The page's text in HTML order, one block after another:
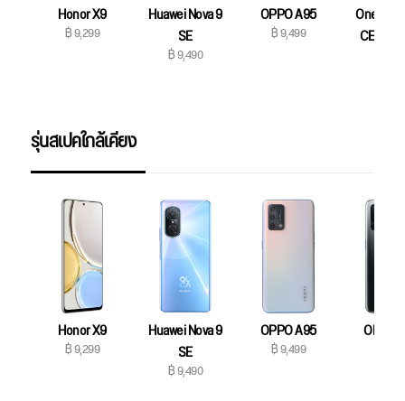
Honor X9
฿ 9,299
Huawei Nova 9
SE
฿ 9,490
OPPO A95
฿ 9,499
OnePlus
CE 2
รุ่นสเปคใกล้เคียง
Honor X9
฿ 9,299
Huawei Nova 9
SE
฿ 9,490
OPPO A95
฿ 9,499
OPPO